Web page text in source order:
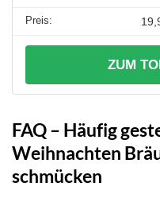
ZUM
FAQ – Häufig
Weihnachten
schmücken